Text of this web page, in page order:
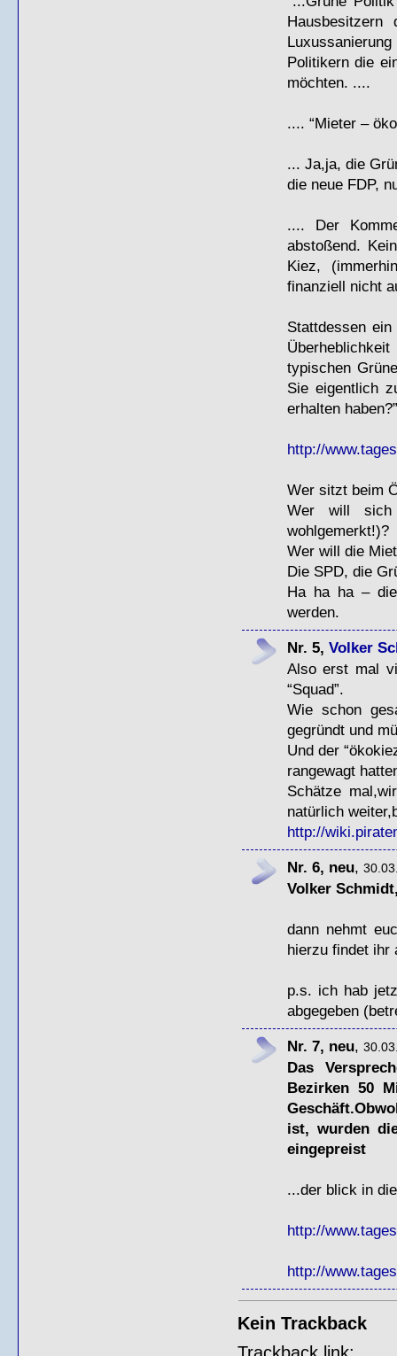
Politikern die
möchten. ....
.... “Mieter –
... Ja,ja, die
die neue FDP,
.... Der
abstoßend.
Kiez,
finanziell nicht
Stattdessen
typischen
Sie eigentlich
erhalten haben?”
http://
Wer sitzt beim
Wer will sich
wohlgemerkt!)?
Wer will die
Die SPD, die
Ha ha ha –
werden.
Nr. 5, Volker
Also erst mal
“Squad”.
Wie schon
gegründt und
Und der
rangewagt
Schätze
natürlich
http://
Nr. 6, neu,
Volker
dann nehmt
hierzu findet ihr
p.s. ich hab
abgegeben
Nr. 7, neu,
Das
Bezirken 50
ist, wurden
eingepreist
...der blick in
http://
http://
Kein Trackback